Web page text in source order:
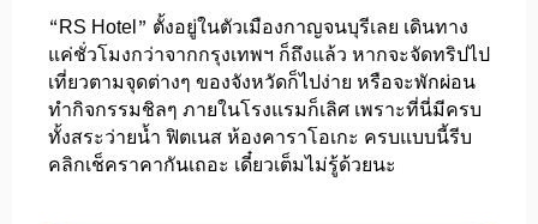
“ RS Hotel ” ตั้งอยู่ในตัวเมืองกาญจนบุรีเลย เดินทาง
แค่ชั่วโมงกว่าจากกรุงเทพฯ ก็ถึงแล้ว หากจะจัดทริปไป
เที่ยวตามจุดต่างๆ ของจังหวัดก็ไปง่าย หรือจะพักผ่อน
ทำกิจกรรมชิลๆ ภายในโรงแรมก็เลิศ เพราะที่นี่มีครบ
ทั้งสระว่ายน้ำ ฟิตเนส ห้องคาราโอเกะ ครบแบบนี้รีบ
คลิกเช็คราคากันเถอะ เดี๋ยวเต็มไม่รู้ด้วยนะ